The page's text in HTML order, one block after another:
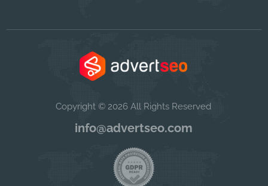
Copyright © 2026 All Rights Reserved
info@advertseo.com